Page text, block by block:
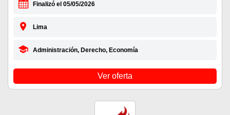
Finalizó el 05/05/2026
Lima
Administración, Derecho, Economía
Ver oferta